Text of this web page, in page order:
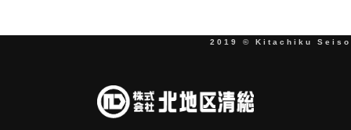
2019 © Kitachiku Seiso